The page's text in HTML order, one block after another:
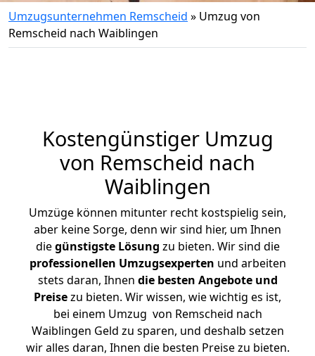
Umzugsunternehmen Remscheid » Umzug von
Remscheid nach Waiblingen
Kostengünstiger Umzug
von Remscheid nach
Waiblingen
Umzüge können mitunter recht kostspielig sein,
aber keine Sorge, denn wir sind hier, um Ihnen
diegünstigste Lösung zu bieten. Wir sind die
professionellen Umzugsexperten und arbeiten
stets daran, Ihnen die besten Angebote und
Preisezu bieten. Wir wissen, wie wichtig es ist,
bei einem Umzug von Remscheid nach
Waiblingen Geld zu sparen, und deshalb setzen
wir alles daran, Ihnen die besten Preise zu bieten.